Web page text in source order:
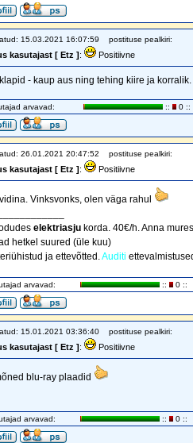
15.03.2021 16:07:59 postituse pealkiri:
kasutajast [ Etz ]: Positiivne
- kaup aus ning tehing kiire ja korralik.
arvavad: :: 0 ::
26.01.2021 20:47:52 postituse pealkiri:
kasutajast [ Etz ]: Positiivne
Vinksvonks, olen väga rahul
elektriasju korda. 40€/h. Anna
hetkel suured (üle kuu)
ja ettevõtted.Auditi
arvavad: :: 0 ::
15.01.2021 03:36:40 postituse pealkiri:
kasutajast [ Etz ]: Positiivne
blu-ray plaadid
arvavad: :: 0 ::